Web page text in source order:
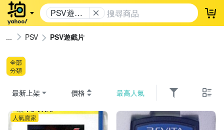
PSV遊戲
片
登
PSV PSV遊戲片
全部
分類
最新上架 價格 最高人氣
人氣賣家